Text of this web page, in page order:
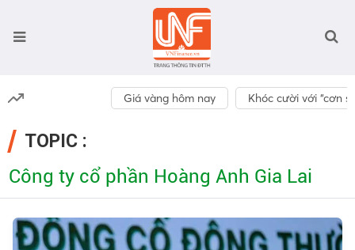
Giá vàng hôm nay Khóc cười với “cơn
TOPIC :
Công ty cổ phần Hoàng Anh Gia Lai